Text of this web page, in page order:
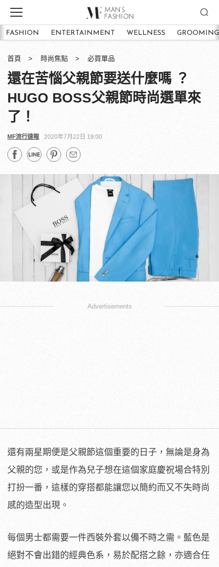
FASHION ENTERTAINMENT WELLNESS GROOMING
首頁 時尚焦點 必買單品
還在苦惱父親節要送什麼嗎 ？
HUGO BOSS父親節時尚選單來
了！
MF流行速報 2020年7月22日 19:00
Advertisements
還有兩星期便是父親節這個重要的日子，無論是身為
父親的您，或是作為兒子想在這個家庭慶祝場合特別
打扮一番，這樣的穿搭都能讓您以簡約而又不失時尚
感的造型出現。
每個男士都需要一件西裝外套以備不時之需。 藍色是
絕對不會出錯的經典色系，易於配搭之餘，亦適合任